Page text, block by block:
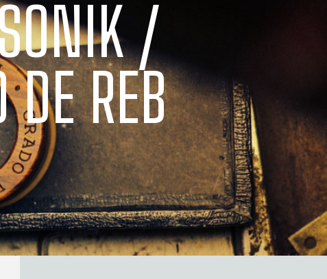
/
DE REB